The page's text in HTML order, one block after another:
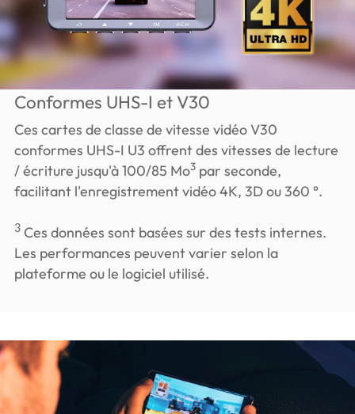
Conformes UHS-I et V30
Ces cartes de classe de vitesse vidéo V30
conformes UHS-I U3 offrent des vitesses de lecture
/ écriture jusqu'à 100/85 Mo3par seconde,
facilitant l'enregistrement vidéo 4K, 3D ou 360 °.
3Ces données sont basées sur des tests internes.
Les performances peuvent varier selon la
plateforme ou le logiciel utilisé.